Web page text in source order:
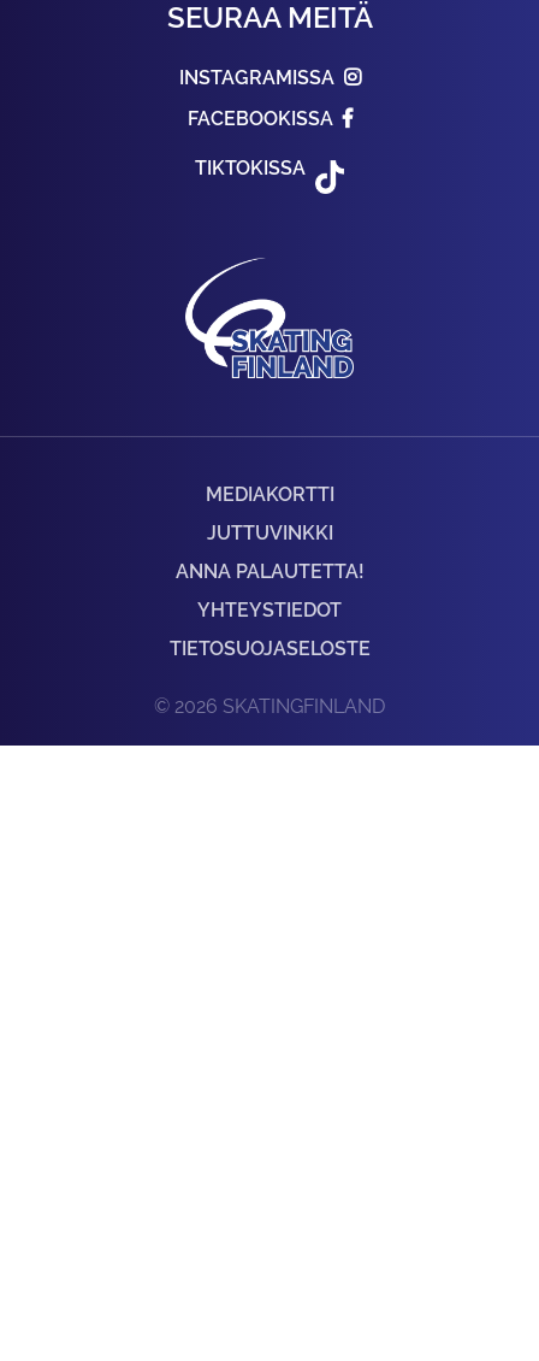
SEURAA MEITÄ
INSTAGRAMISSA
FACEBOOKISSA
TIKTOKISSA
MEDIAKORTTI
JUTTUVINKKI
ANNA PALAUTETTA!
YHTEYSTIEDOT
TIETOSUOJASELOSTE
© 2026 SKATINGFINLAND